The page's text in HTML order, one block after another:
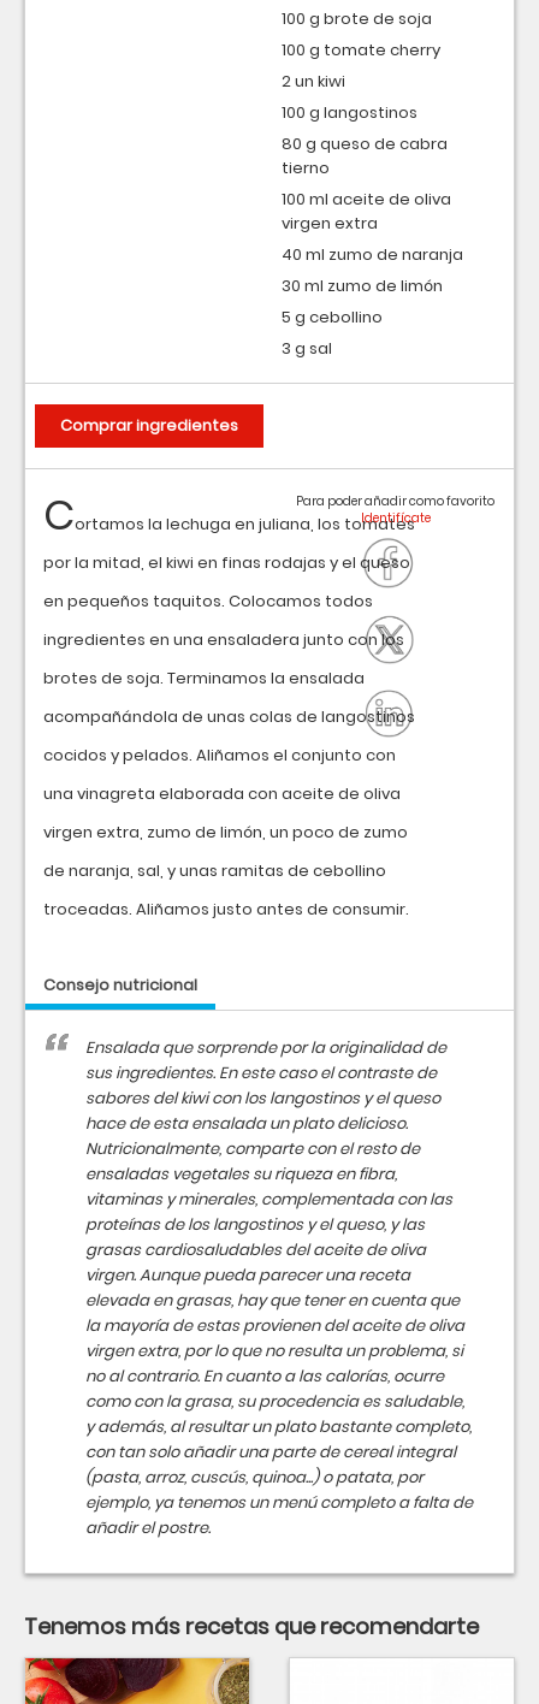
Cortamos la lechuga en juliana, los tomates
por la mitad, el kiwi en finas rodajas y el queso
en pequeños taquitos. Colocamos todos
ingredientes en una ensaladera junto con los
brotes de soja. Terminamos la ensalada
acompañándola de unas colas de langostinos
cocidos y pelados. Aliñamos el conjunto con
una vinagreta elaborada con aceite de oliva
virgen extra, zumo de limón, un poco de zumo
de naranja, sal, y unas ramitas de cebollino
troceadas. Aliñamos justo antes de consumir.
Consejo nutricional
Ensalada que sorprende por la originalidad de
sus ingredientes. En este caso el contraste de
sabores del kiwi con los langostinos y el queso
hace de esta ensalada un plato delicioso.
Nutricionalmente, comparte con el resto de
ensaladas vegetales su riqueza en fibra,
vitaminas y minerales, complementada con las
proteínas de los langostinos y el queso, y las
grasas cardiosaludables del aceite de oliva
virgen. Aunque pueda parecer una receta
elevada en grasas, hay que tener en cuenta que
la mayoría de estas provienen del aceite de oliva
virgen extra, por lo que no resulta un problema, si
no al contrario. En cuanto a las calorías, ocurre
como con la grasa, su procedencia es saludable,
y además, al resultar un plato bastante completo,
con tan solo añadir una parte de cereal integral
(pasta, arroz, cuscús, quinoa...) o patata, por
ejemplo, ya tenemos un menú completo a falta de
añadir el postre.
Para poder añadir como favorito
100 g brote de soja
100 g tomate cherry
2 un kiwi
100 g langostinos
80 g queso de cabra
tierno
100 ml aceite de oliva
virgen extra
40 ml zumo de naranja
30 ml zumo de limón
5 g cebollino
3 g sal
Comprar ingredientes
Tenemos más recetas que recomendarte